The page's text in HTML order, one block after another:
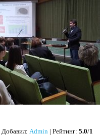
Добавил: Admin | Рейтинг: 5.0/1